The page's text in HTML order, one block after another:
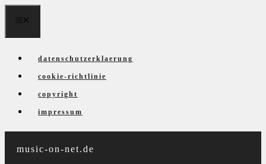
datenschutzerklaerung
cookie-richtlinie
copyright
impressum
music-on-net.de